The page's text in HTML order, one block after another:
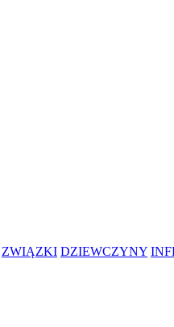
ZWIĄZKI DZIEWCZYNY